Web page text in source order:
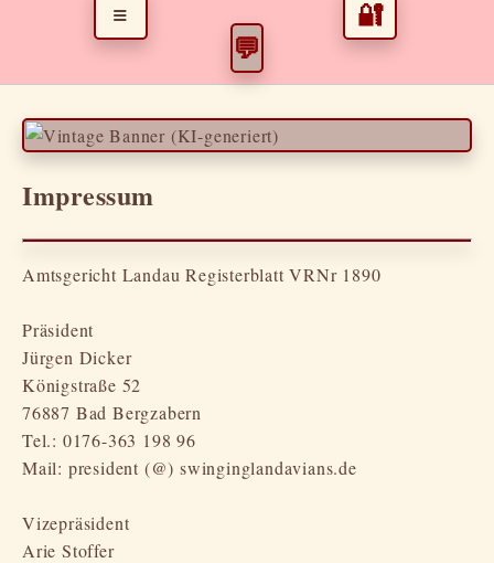
≡
💬
🔐
Impressum
Amtsgericht Landau Registerblatt VRNr 1890
Präsident
Jürgen Dicker
Königstraße 52
76887 Bad Bergzabern
Tel.: 0176-363 198 96
Mail: president (@) swinginglandavians.de
Vizepräsident
Arie Stoffer